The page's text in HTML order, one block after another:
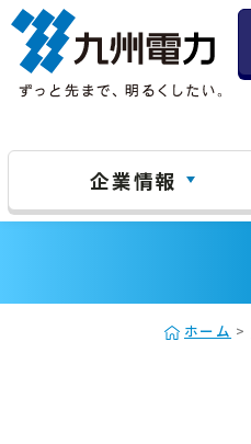
企業情報
ホーム >